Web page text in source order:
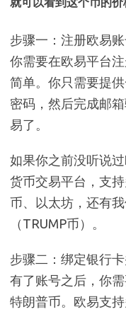
步骤一：注册欧易
你需要在欧易平台
简单。你只需要提
密码，然后完成邮
易了。
如果你之前没听说
货币交易平台，支
币、以太坊，还有
（TRUMP币）。
步骤二：绑定银行
有了账号之后，你
特朗普币。欧易支